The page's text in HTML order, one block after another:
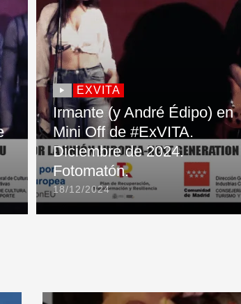
EXVITA
Irmante (y André Édipo) en
Mini Off de #ExVITA.
Diciembre de 2024.
Fotomatón.
18/12/2024